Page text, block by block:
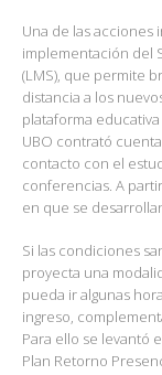
Una de las acciones
implementación del
(LMS), que permite
distancia a los
plataforma
UBO contrató
contacto con el
conferencias. A
en que se
Si las condiciones
proyecta una
pueda ir algunas
ingreso,
Para ello se levantó
Plan Retorno